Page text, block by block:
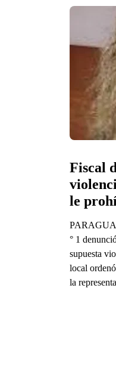
Fiscal
le
° 1
supuesta
local
la